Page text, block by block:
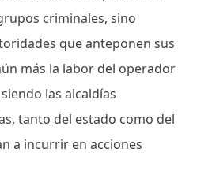
criminales, sino
que anteponen sus
más la labor del operador
las alcaldías
tanto del estado como del
a incurrir en acciones